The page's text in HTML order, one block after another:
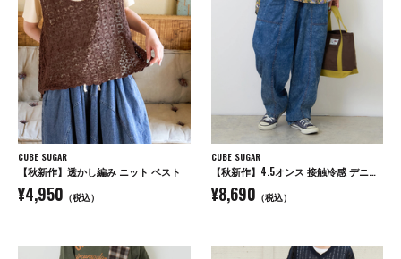
CUBE SUGAR
【秋新作】透かし編み ニット ベスト
¥4,950 （税込）
CUBE SUGAR
【秋新作】4.5オンス 接触冷感 デニム コクーンパンツ
¥8,690 （税込）